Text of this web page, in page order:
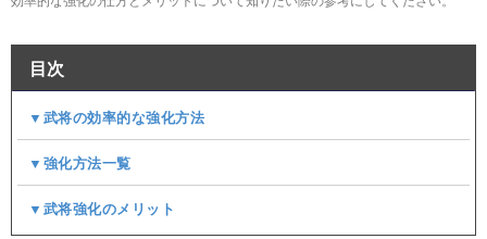
目次
▼武将の効率的な強化方法
▼強化方法一覧
▼武将強化のメリット